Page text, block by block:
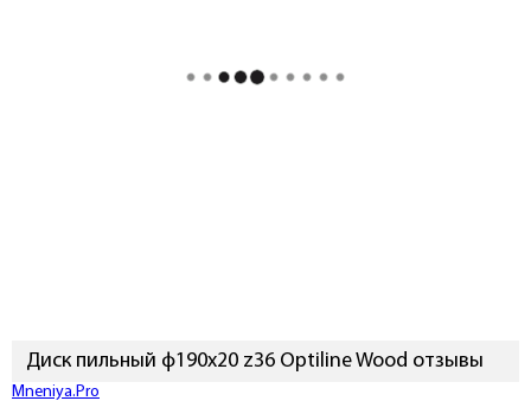
Диск пильный ф190х20 z36 Optiline Wood отзывы
Mneniya.Pro